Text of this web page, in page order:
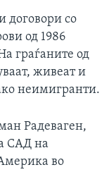
договори со
од 1986
граѓаните од
живеат и
неимигранти.
Радеваген,
САД на
во